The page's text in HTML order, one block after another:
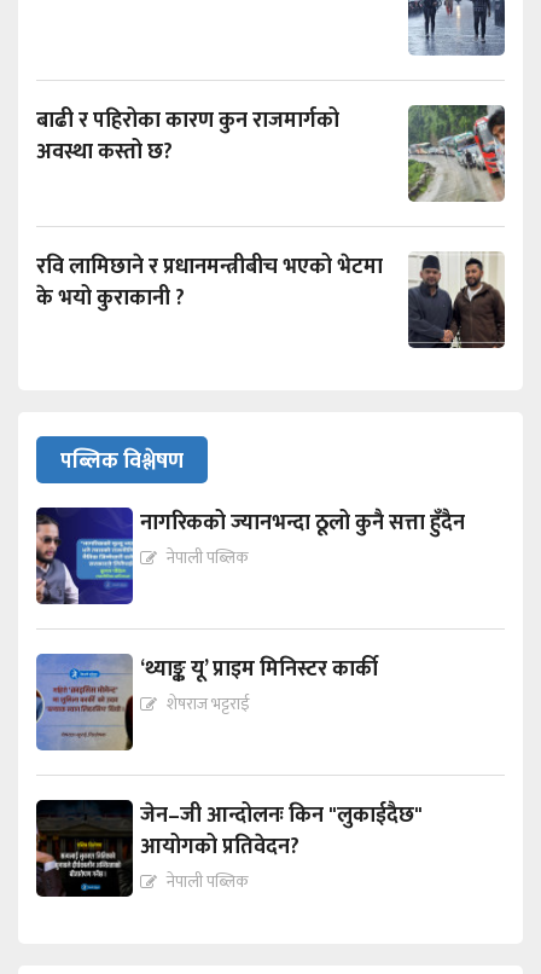
बाढी र पहिरोका कारण कुन राजमार्गको
अवस्था कस्तो छ?
रवि लामिछाने र प्रधानमन्त्रीबीच भएको भेटमा
के भयो कुराकानी ?
पब्लिक विश्लेषण
नागरिकको ज्यानभन्दा ठूलो कुनै सत्ता हुँदैन
नेपाली पब्लिक
‘थ्याङ्क यू’ प्राइम मिनिस्टर कार्की
शेषराज भट्टराई
जेन–जी आन्दोलनः किन "लुकाईदैछ"
आयोगको प्रतिवेदन?
नेपाली पब्लिक